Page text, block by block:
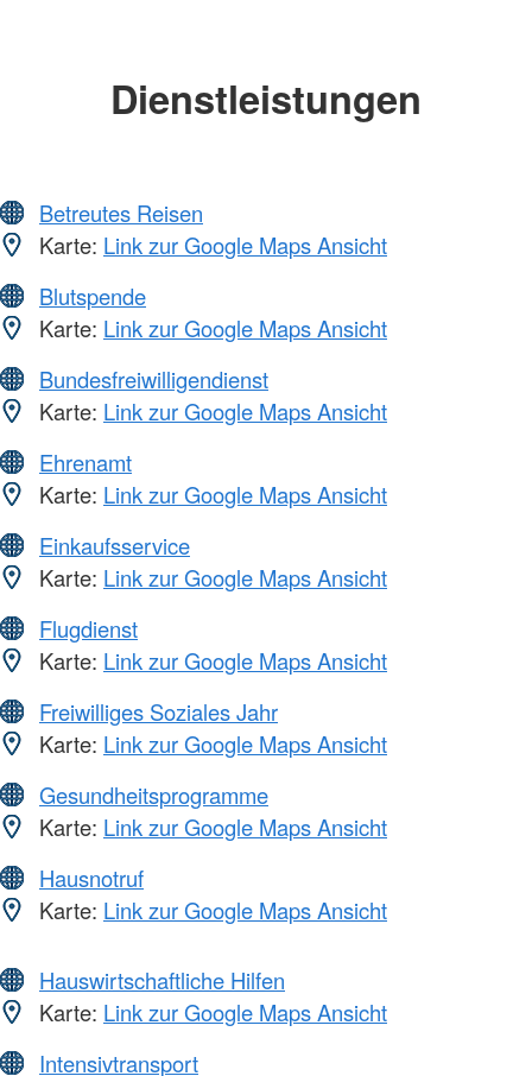
Dienstleistungen
Betreutes Reisen
Karte: Link zur Google Maps Ansicht
Blutspende
Karte: Link zur Google Maps Ansicht
Bundesfreiwilligendienst
Karte: Link zur Google Maps Ansicht
Ehrenamt
Karte: Link zur Google Maps Ansicht
Einkaufsservice
Karte: Link zur Google Maps Ansicht
Flugdienst
Karte: Link zur Google Maps Ansicht
Freiwilliges Soziales Jahr
Karte: Link zur Google Maps Ansicht
Gesundheitsprogramme
Karte: Link zur Google Maps Ansicht
Hausnotruf
Karte: Link zur Google Maps Ansicht
Hauswirtschaftliche Hilfen
Karte: Link zur Google Maps Ansicht
Intensivtransport